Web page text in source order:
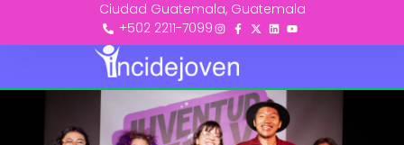
Ciudad Guatemala, Guatemala
+502 2211-7099